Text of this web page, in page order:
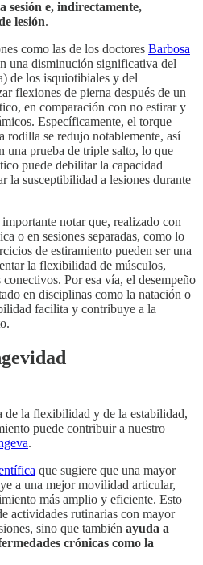
sesión e, indirectamente,
lesión.
como las de los doctores Barbosa
una disminución significativa del
de los isquiotibiales y del
flexiones de pierna después de un
en comparación con no estirar y
Específicamente, el torque
rodilla se redujo notablemente, así
una prueba de triple salto, lo que
puede debilitar la capacidad
la susceptibilidad a lesiones durante
notar que, realizado con
o en sesiones separadas, como lo
de estiramiento pueden ser una
la flexibilidad de músculos,
Por esa vía, el desempeño
en disciplinas como la natación o
facilita y contribuye a la
de la flexibilidad y de la estabilidad,
puede contribuir a nuestro
.
que sugiere que una mayor
a una mejor movilidad articular,
más amplio y eficiente. Esto
actividades rutinarias con mayor
sino que también ayuda a
crónicas como la